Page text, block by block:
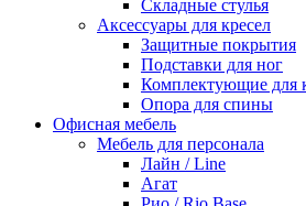
Складные стулья
Аксессуары для кресел
Защитные покрытия
Подставки для ног
Комплектующие для
Опора для спины
Офисная мебель
Мебель для персонала
Лайн / Line
Агат